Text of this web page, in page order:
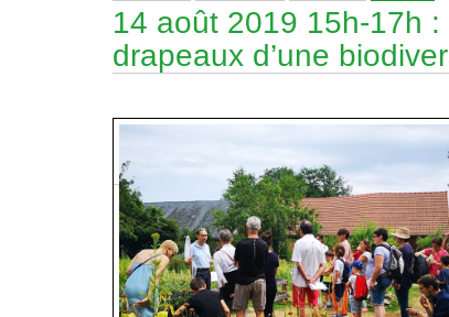
14 août 2019 15h-17h
drapeaux d’une